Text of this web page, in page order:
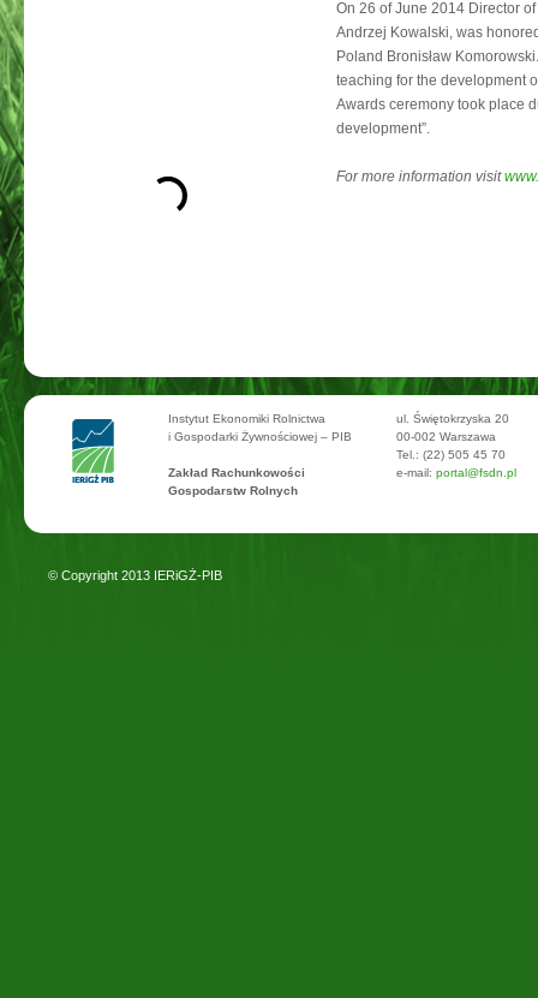
On 26 of June 2014 Director
Andrzej Kowalski, was
Poland Bronisław
teaching for the development
Awards ceremony took place
development”.
For more information visit
Instytut Ekonomiki Rolnictwa
i Gospodarki Żywnościowej – PIB
Zakład Rachunkowości
Gospodarstw Rolnych
ul. Świętokrzyska 20
00-002 Warszawa
Tel.: (22) 505 45 70
e-mail: portal@fsdn.pl
© Copyright 2013 IERiGŻ-PIB